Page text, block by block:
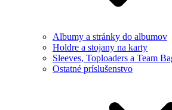
Albumy a stránky do albumov
Holdre a stojany na karty
Sleeves, Toploaders a Team
Ostatné príslušenstvo